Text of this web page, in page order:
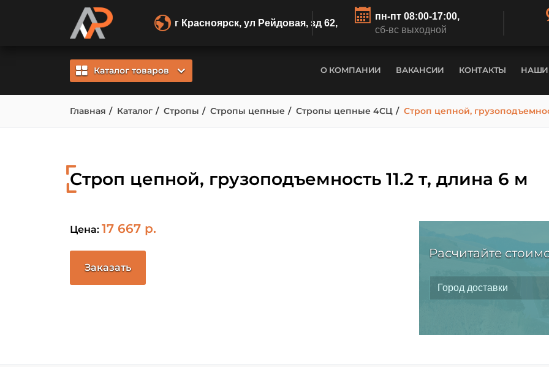
г Красноярск, ул Рейдовая, зд 62,
пн-пт 08:00-17:00,
сб-вс выходной
Каталог товаров О КОМПАНИИ ВАКАНСИИ КОНТАКТЫ НАШИ
Главная Каталог Стропы Стропы цепные Стропы цепные 4СЦ Строп цепной,
Строп цепной, грузоподъемность 11.2 т, длина 6 м
Цена: 17 667 р.
Заказать
Расчитайте